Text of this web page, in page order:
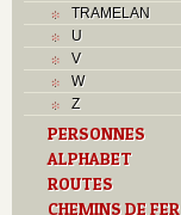
TRAMELAN
U
V
W
Z
PERSONNES
ALPHABET
ROUTES
CHEMINS DE FER